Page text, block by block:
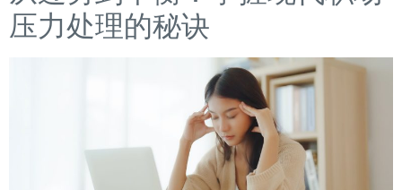
压力处理的秘诀